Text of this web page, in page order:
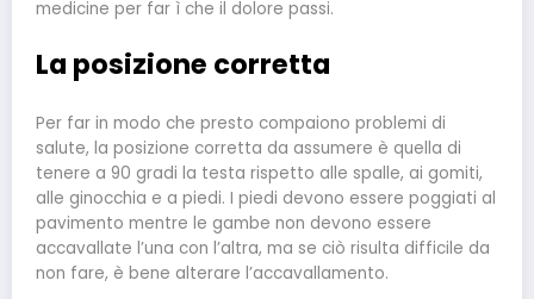
medicine per far ì che il dolore passi.
La posizione corretta
Per far in modo che presto compaiono problemi di
salute, la posizione corretta da assumere è quella di
tenere a 90 gradi la testa rispetto alle spalle, ai gomiti,
alle ginocchia e a piedi. I piedi devono essere poggiati al
pavimento mentre le gambe non devono essere
accavallate l’una con l’altra, ma se ciò risulta difficile da
non fare, è bene alterare l’accavallamento.